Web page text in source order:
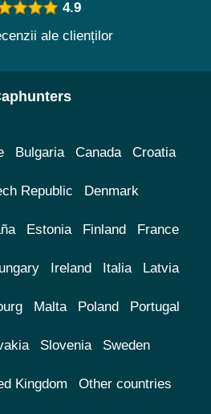
4.9
ale clienților
Bulgaria Canada Croatia
Republic Denmark
Estonia Finland France
Ireland Italia Latvia
Malta Poland Portugal
Slovenia Sweden
Kingdom Other countries